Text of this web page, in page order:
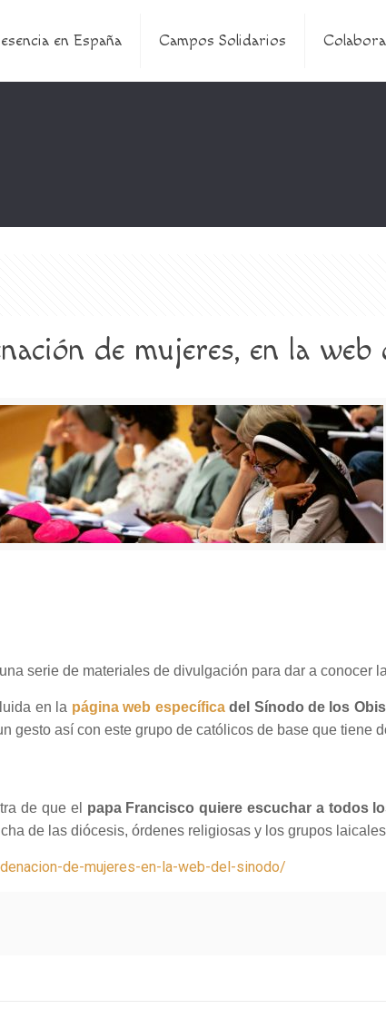
en España Campos Solidarios Colabora
de mujeres, en la web
serie de materiales de divulgación para dar a conocer
en la página web específicadel Sínodo de los
gesto así con este grupo de católicos de base que tiene
de que el papa Francisco quiere escuchar a todos
de las diócesis, órdenes religiosas y los grupos
de-mujeres-en-la-web-del-sinodo/